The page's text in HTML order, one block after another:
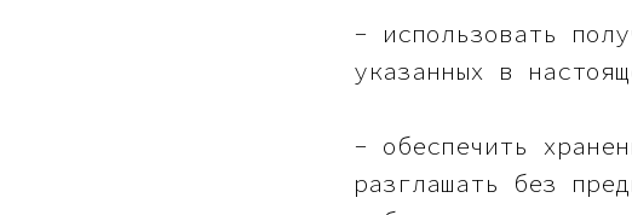
- использовать
указанных в
- обеспечить
разглашать без